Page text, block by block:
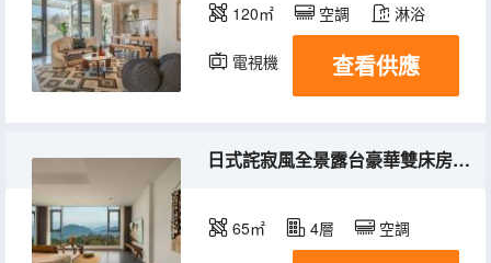
120㎡ 空調 淋浴
電視機 冰箱
查看供應
日式詫寂風全景露台豪華雙床房（B棟）
65㎡ 4層 空調